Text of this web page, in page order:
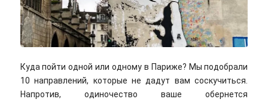
Куда пойти одной или одному в Париже? Мы подобрали
10 направлений, которые не дадут вам соскучиться.
Напротив, одиночество ваше обернется